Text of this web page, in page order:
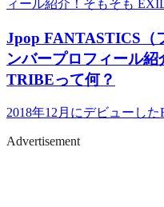
Jpop FANTASTICS（
ンバープロフィール
TRIBEって何？
2018年12月にデビューした
Advertisement